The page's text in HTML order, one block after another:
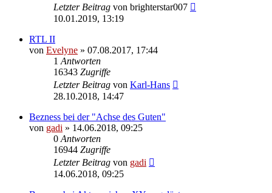
Letzter Beitrag von brighterstar007
10.01.2019, 13:19
RTL II
von Evelyne » 07.08.2017, 17:44
1 Antworten
16343 Zugriffe
Letzter Beitrag von Karl-Hans
28.10.2018, 14:47
Bezness bei der "Achse des Guten"
von gadi » 14.06.2018, 09:25
0 Antworten
16944 Zugriffe
Letzter Beitrag von gadi
14.06.2018, 09:25